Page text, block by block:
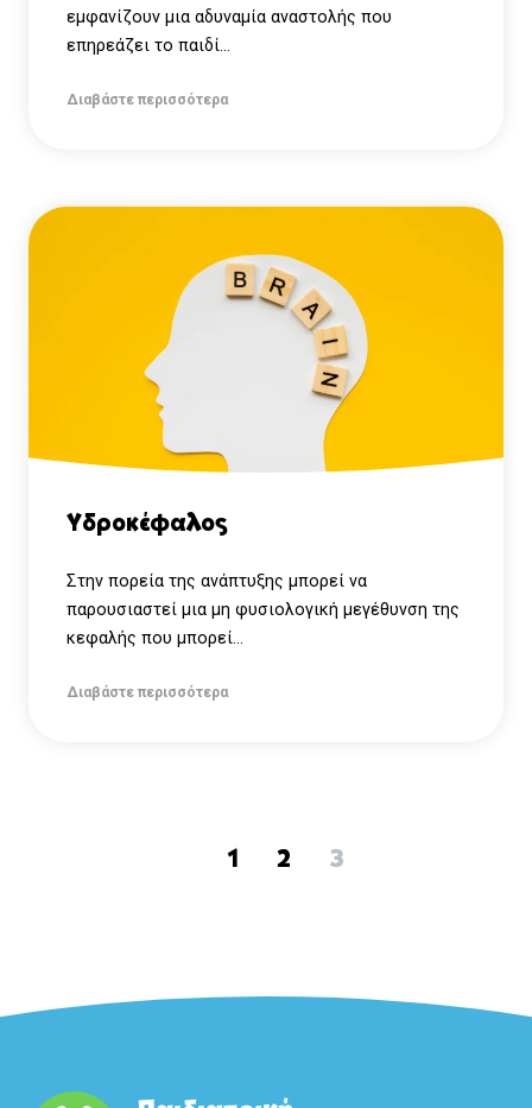
εμφανίζουν μια αδυναμία αναστολής που
επηρεάζει το παιδί...
Διαβάστε περισσότερα
Υδροκέφαλος
Στην πορεία της ανάπτυξης μπορεί να
παρουσιαστεί μια μη φυσιολογική μεγέθυνση της
κεφαλής που μπορεί...
Διαβάστε περισσότερα
1 2 3